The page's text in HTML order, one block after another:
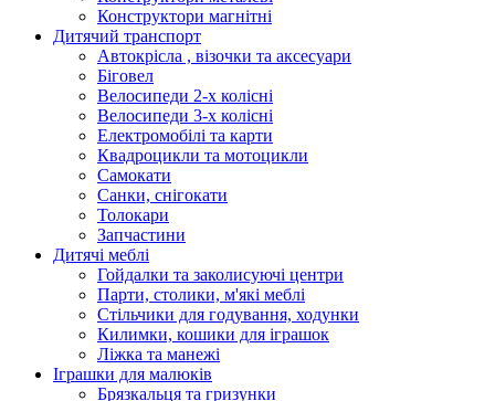
Конструктори магнітні
Дитячий транспорт
Автокрісла , візочки та аксесуари
Біговел
Велосипеди 2-х колісні
Велосипеди 3-х колісні
Електромобілі та карти
Квадроцикли та мотоцикли
Самокати
Санки, снігокати
Толокари
Запчастини
Дитячі меблі
Гойдалки та заколисуючі центри
Парти, столики, м'які меблі
Стільчики для годування, ходунки
Килимки, кошики для іграшок
Ліжка та манежі
Іграшки для малюків
Брязкальця та гризунки